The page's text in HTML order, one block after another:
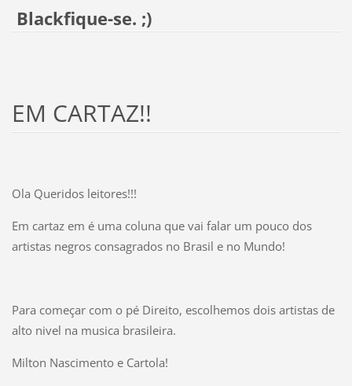
Blackfique-se. ;)
EM CARTAZ!!
Ola Queridos leitores!!!
Em cartaz em é uma coluna que vai falar um pouco dos
artistas negros consagrados no Brasil e no Mundo!
Para começar com o pé Direito, escolhemos dois artistas de
alto nivel na musica brasileira.
Milton Nascimento e Cartola!